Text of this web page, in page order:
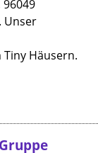
Unser
Häusern.